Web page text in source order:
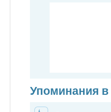
Упоминания в